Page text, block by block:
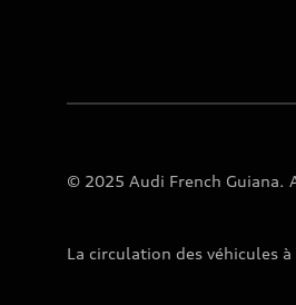
© 2025 Audi French Guiana.
La circulation des véhicules